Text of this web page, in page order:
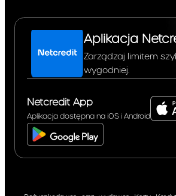
Aplikacja
Zarządzaj limitem
wygodniej.
Netcredit App
Aplikacja dostępna na iOS i Android